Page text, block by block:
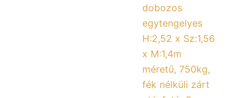
dobozos
egytengelyes
H:2,52 x Sz:1,56
x M:1,4m
méretű, 750kg,
fék nélküli zárt